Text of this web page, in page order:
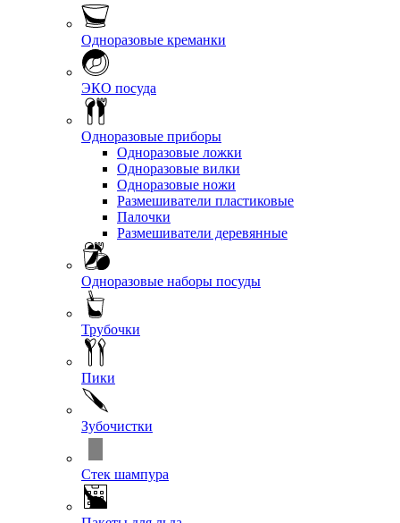
Одноразовые креманки
ЭКО посуда
Одноразовые приборы
Одноразовые ложки
Одноразовые вилки
Одноразовые ножи
Размешиватели пластиковые
Палочки
Размешиватели деревянные
Одноразовые наборы посуды
Трубочки
Пики
Зубочистки
Стек шампура